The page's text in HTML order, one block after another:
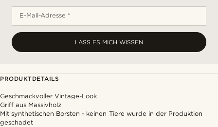
E-Mail-Adresse *
LASS ES MICH WISSEN
PRODUKTDETAILS
Geschmackvoller Vintage-Look
Griff aus Massivholz
Mit synthetischen Borsten - keinen Tiere wurde in der Produktion
geschadet